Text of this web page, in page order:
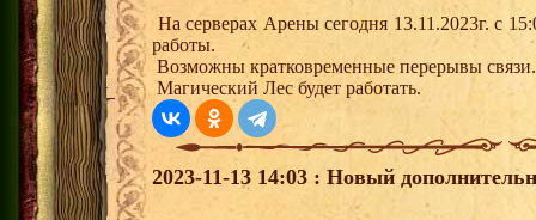
На серверах Арены сегодня 13.11.2023г. с
работы.
Возможны кратковременные перерывы связи.
Магический Лес будет работать.
2023-11-13 14:03 : Новый